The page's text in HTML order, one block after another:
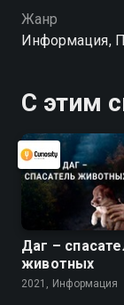
Жанр
Информация,
С этим
Даг –
животных
2021, Информация